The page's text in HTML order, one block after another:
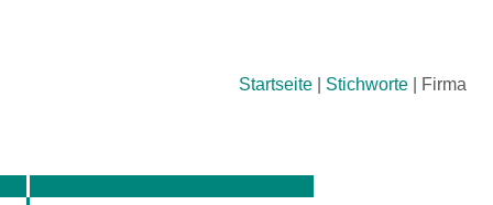
Startseite Stichworte Firma